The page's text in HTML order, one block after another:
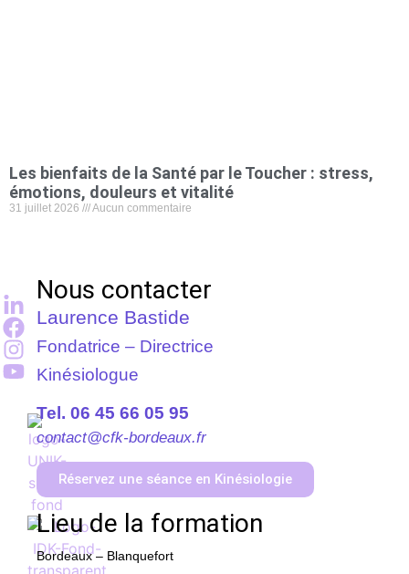
Les bienfaits de la Santé par le Toucher : stress,
émotions, douleurs et vitalité
31 juillet 2026 Aucun commentaire
Nous contacter
Laurence Bastide
Fondatrice – Directrice
Kinésiologue
Tel. 06 45 66 05 95
contact@cfk-bordeaux.fr
Réservez une séance en Kinésiologie
Lieu de la formation
Bordeaux – Blanquefort